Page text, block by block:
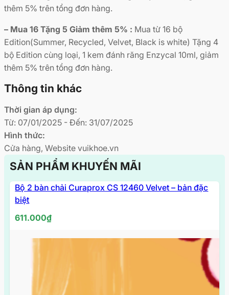
thêm 5% trên tổng đơn hàng.
– Mua 16 Tặng 5 Giảm thêm 5% : Mua từ 16 bộ
Edition(Summer, Recycled, Velvet, Black is white) Tặng 4
bộ Edition cùng loại, 1 kem đánh răng Enzycal 10ml, giảm
thêm 5% trên tổng đơn hàng.
Thông tin khác
Thời gian áp dụng:
Từ: 07/01/2025 - Đến: 31/07/2025
Hình thức:
Cửa hàng, Website vuikhoe.vn
SẢN PHẨM KHUYẾN MÃI
Bộ 2 bàn chải Curaprox CS 12460 Velvet – bản đặc
biệt
611.000₫